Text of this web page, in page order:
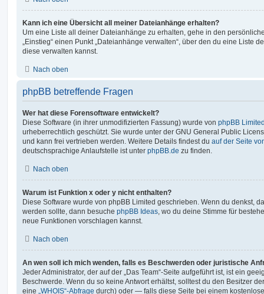
Kann ich eine Übersicht all meiner Dateianhänge erhalten?
Um eine Liste all deiner Dateianhänge zu erhalten, gehe in den
„Einstieg“ einen Punkt „Dateianhänge verwalten“, über den du eine Liste
diese verwalten kannst.
Nach oben
phpBB betreffende Fragen
Wer hat diese Forensoftware entwickelt?
Diese Software (in ihrer unmodifizierten Fassung) wurde von phpBB
urheberrechtlich geschützt. Sie wurde unter der GNU General Public
und kann frei vertrieben werden. Weitere Details findest du auf der Seite
deutschsprachige Anlaufstelle ist unter phpBB.de zu finden.
Nach oben
Warum ist Funktion x oder y nicht enthalten?
Diese Software wurde von phpBB Limited geschrieben. Wenn du denkst,
werden sollte, dann besuche phpBB Ideas , wo du deine Stimme für
neue Funktionen vorschlagen kannst.
Nach oben
An wen soll ich mich wenden, falls es Beschwerden oder juristische
Jeder Administrator, der auf der „Das Team“-Seite aufgeführt ist, ist ein
Beschwerde. Wenn du so keine Antwort erhältst, solltest du den Besitzer
eine „WHOIS“-Abfrage durch) oder — falls diese Seite bei einem